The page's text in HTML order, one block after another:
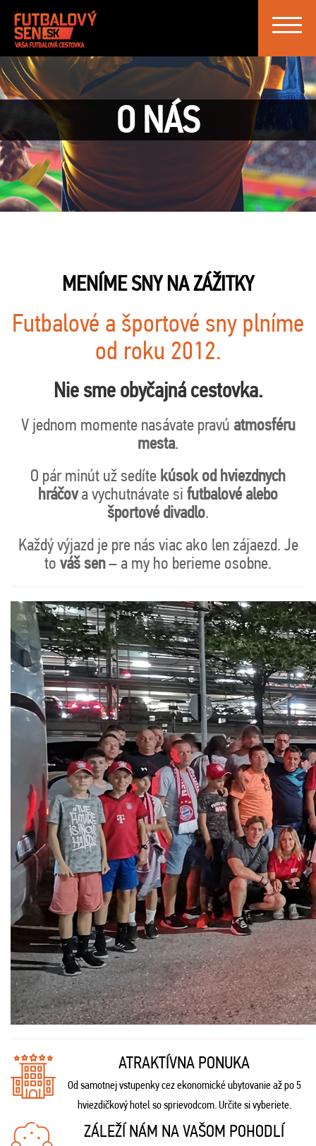
Toggle
O NÁS
MENÍME SNY NA ZÁŽITKY
Futbalové a športové sny plníme
od roku 2012.
Nie sme obyčajná cestovka.
V jednom momente nasávate pravú atmosféru
mesta.
O pár minút už sedíte kúsok od hviezdnych
hráčova vychutnávate si futbalové alebo
športové divadlo.
Každý výjazd je pre nás viac ako len zájaezd. Je
to váš sen– a my ho berieme osobne.
ATRAKTÍVNA PONUKA
Od samotnej vstupenky cez ekonomické ubytovanie až po 5
hviezdičkový hotel so sprievodcom. Určite si vyberiete.
ZÁLEŽÍ NÁM NA VAŠOM POHODLÍ